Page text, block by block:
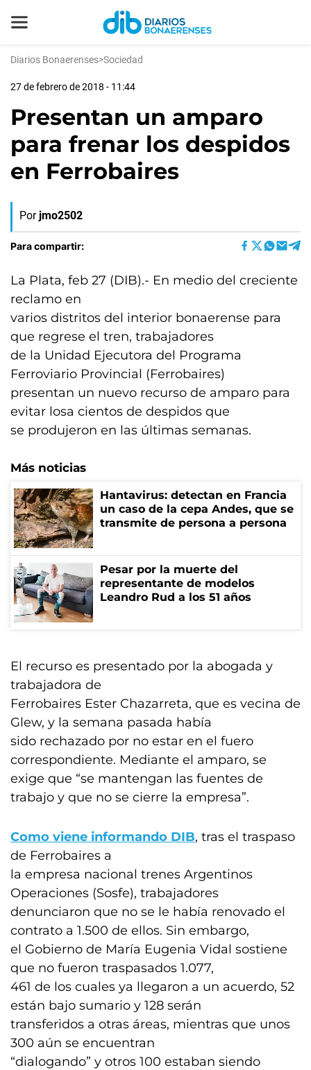
Diarios Bonaerenses>Sociedad
27 de febrero de 2018 - 11:44
Presentan un amparo
para frenar los despidos
en Ferrobaires
Por jmo2502
Para compartir:
La Plata, feb 27 (DIB).- En medio del creciente
reclamo en
varios distritos del interior bonaerense para
que regrese el tren, trabajadores
de la Unidad Ejecutora del Programa
Ferroviario Provincial (Ferrobaires)
presentan un nuevo recurso de amparo para
evitar losa cientos de despidos que
se produjeron en las últimas semanas.
Más noticias
Hantavirus: detectan en Francia
un caso de la cepa Andes, que se
transmite de persona a persona
Pesar por la muerte del
representante de modelos
Leandro Rud a los 51 años
El recurso es presentado por la abogada y
trabajadora de
Ferrobaires Ester Chazarreta, que es vecina de
Glew, y la semana pasada había
sido rechazado por no estar en el fuero
correspondiente. Mediante el amparo, se
exige que “se mantengan las fuentes de
trabajo y que no se cierre la empresa”.
Como viene informando DIB, tras el traspaso
de Ferrobaires a
la empresa nacional trenes Argentinos
Operaciones (Sosfe), trabajadores
denunciaron que no se le había renovado el
contrato a 1.500 de ellos. Sin embargo,
el Gobierno de María Eugenia Vidal sostiene
que no fueron traspasados 1.077,
461 de los cuales ya llegaron a un acuerdo, 52
están bajo sumario y 128 serán
transferidos a otras áreas, mientras que unos
300 aún se encuentran
“dialogando” y otros 100 estaban siendo